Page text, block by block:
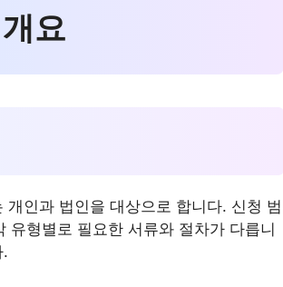
요
인과 법인을 대상으로 합니다. 신청 범
유형별로 필요한 서류와 절차가 다릅니
.